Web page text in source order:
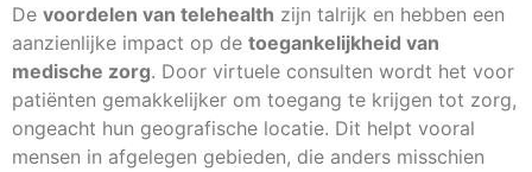
De voordelen van telehealth zijn talrijk en hebben een
aanzienlijke impact op de toegankelijkheid van
medische zorg. Door virtuele consulten wordt het voor
patiënten gemakkelijker om toegang te krijgen tot zorg,
ongeacht hun geografische locatie. Dit helpt vooral
mensen in afgelegen gebieden, die anders misschien